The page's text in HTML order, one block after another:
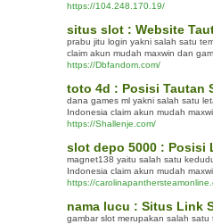
https://104.248.170.19/
situs slot : Website
prabu jitu login yakni salah satu
claim akun mudah maxwin dan
https://Dbfandom.com/
toto 4d : Posisi Tautan
dana games ml yakni salah satu
Indonesia claim akun mudah
https://Shallenje.com/
slot depo 5000 : Posisi
magnet138 yaitu salah satu
Indonesia claim akun mudah
https://
nama lucu : Situs Link
gambar slot merupakan salah